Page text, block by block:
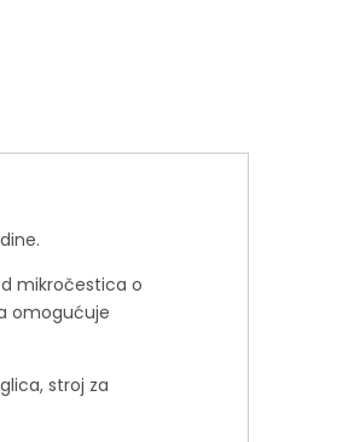
mikročestica o
omogućuje
stroj za